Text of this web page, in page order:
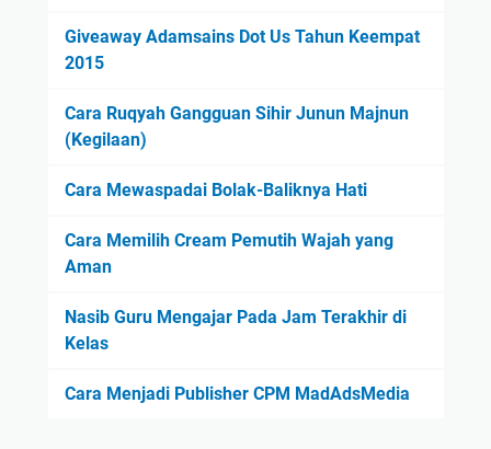
Giveaway Adamsains Dot Us Tahun Keempat
2015
Cara Ruqyah Gangguan Sihir Junun Majnun
(Kegilaan)
Cara Mewaspadai Bolak-Baliknya Hati
Cara Memilih Cream Pemutih Wajah yang
Aman
Nasib Guru Mengajar Pada Jam Terakhir di
Kelas
Cara Menjadi Publisher CPM MadAdsMedia